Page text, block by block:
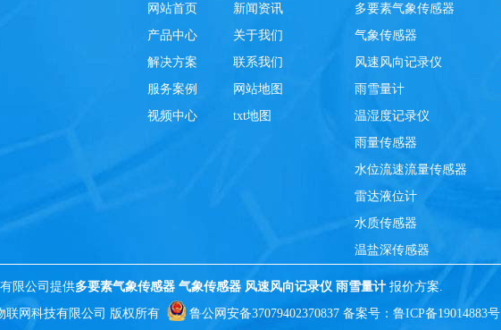
网站首页
产品中心
解决方案
服务案例
视频中心
新闻资讯
关于我们
联系我们
网站地图
txt地图
多要素气象传感器
气象传感器
风速风向记录仪
雨雪量计
温湿度记录仪
雨量传感器
水位流速流量传感器
雷达液位计
水质传感器
温盐深传感器
限公司提供多要素气象传感器 气象传感器 风速风向记录仪 雨雪量计 报价方案.
联网科技有限公司 版权所有
鲁公网安备37079402370837备案号： 鲁ICP备19014883号